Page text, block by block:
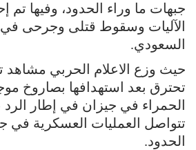
جبهات ما وراء الحدود، وفيها
الآليات وسقوط قتلى وجرحى
السعودي.
حيث وزع الاعلام الحربي مشاهد
تحترق بعد استهدافها بصاروخ
الحمراء في جيزان في إطار
تتواصل العمليات العسكرية في
الحدود.